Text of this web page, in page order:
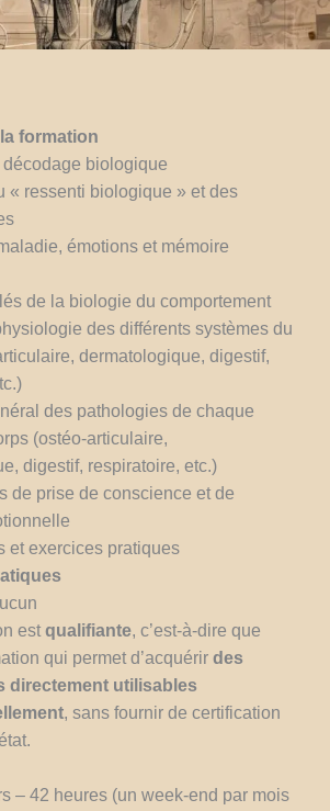
formation
décodage biologique
« ressenti biologique » et des
émotions et mémoire
de la biologie du comportement
des différents systèmes du
dermatologique, digestif,
des pathologies de chaque
(ostéo-articulaire,
digestif, respiratoire, etc.)
de prise de conscience et de
et exercices pratiques
est qualifiante, c’est-à-dire que
qui permet d’acquérir des
directement utilisables
, sans fournir de certification
– 42 heures (un week-end par mois